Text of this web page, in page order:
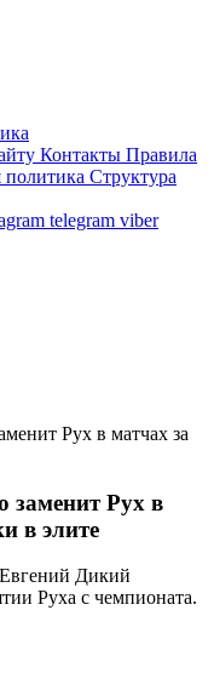
Контакты Правила
политика Структура
telegram viber
Рух в матчах за
заменит Рух в
в элите
Дикий
Руха с чемпионата.